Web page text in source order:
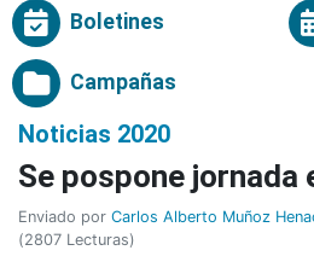
Boletines
Campañas
Noticias 2020
Se pospone jornada
Enviado por Carlos Alberto Muñoz
(2807 Lecturas)